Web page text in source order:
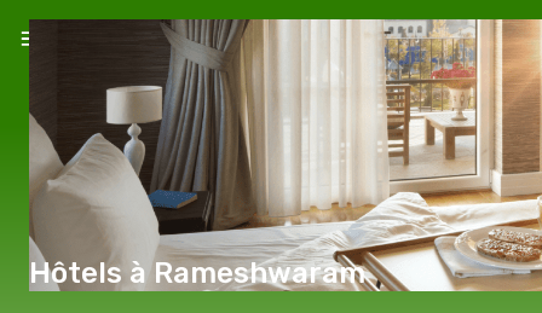
Hôtels à Rameshwaram